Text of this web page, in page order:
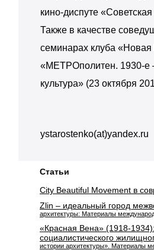
кино-диспуте
Также в качестве
семинарах клуба
«МЕТРОполитен. 1930-е
культура» (23 октября
ystarostenko(at)yandex.ru
Статьи
City Beautiful Movement в
Zlin – идеальный город
архитектуры: Материалы
«Красная Вена» (1918-
социалистического
истории архитектуры». Материалы